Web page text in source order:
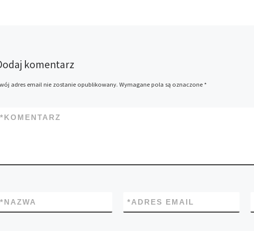
komentarz
adres email nie zostanie opublikowany. Wymagane pola są oznaczone *
KOMENTARZ
*
NAZWA
* ADRES EMAIL
*